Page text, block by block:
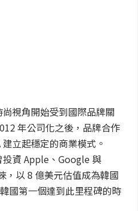
視角開始受到國際品牌關
年公司化之後，品牌合作
立起穩定的商業模式。
投資 Apple、Google 與
，以 8 億美元估值成為韓國
國第一個達到此里程碑的時